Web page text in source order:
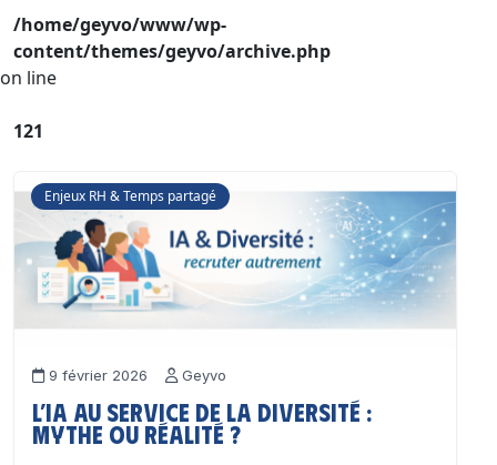
/home/geyvo/www/wp-
content/themes/geyvo/archive.php
on line
121
Enjeux RH & Temps partagé
9 février 2026 Geyvo
L’IA au service de la diversité :
mythe ou réalité ?